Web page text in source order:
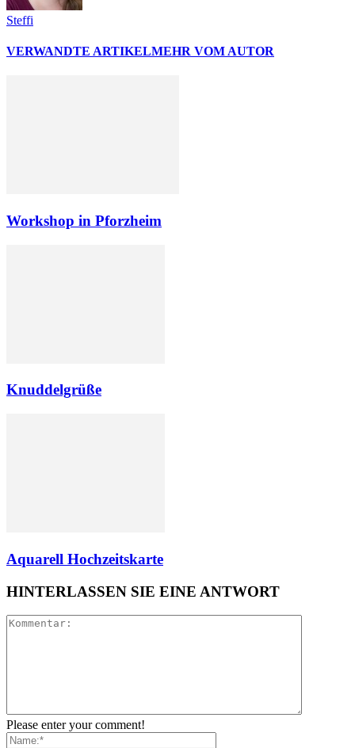
Steffi
VERWANDTE ARTIKELMEHR VOM AUTOR
Workshop in Pforzheim
Knuddelgrüße
Aquarell Hochzeitskarte
HINTERLASSEN SIE EINE ANTWORT
Please enter your comment!